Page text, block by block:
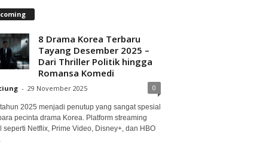
8 Drama Korea Terbaru
Tayang Desember 2025 –
Dari Thriller Politik hingga
Romansa Komedi
- 29 November 2025 0
2025 menjadi penutup yang sangat spesial
pecinta drama Korea. Platform streaming
seperti Netflix, Prime Video, Disney+, dan HBO